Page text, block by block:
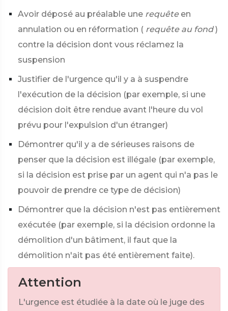
Avoir déposé au préalable une requête en
annulation ou en réformation ( requête au fond )
contre la décision dont vous réclamez la
suspension
Justifier de l'urgence qu'il y a à suspendre
l'exécution de la décision (par exemple, si une
décision doit être rendue avant l'heure du vol
prévu pour l'expulsion d'un étranger)
Démontrer qu'il y a de sérieuses raisons de
penser que la décision est illégale (par exemple,
si la décision est prise par un agent qui n'a pas le
pouvoir de prendre ce type de décision)
Démontrer que la décision n'est pas entièrement
exécutée (par exemple, si la décision ordonne la
démolition d'un bâtiment, il faut que la
démolition n'ait pas été entièrement faite).
Attention
L'urgence est étudiée à la date où le juge des